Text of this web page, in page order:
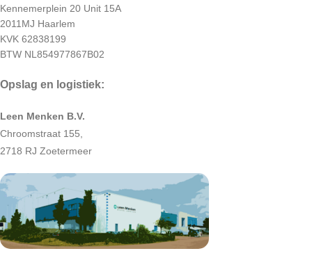
Kennemerplein 20 Unit 15A
2011MJ Haarlem
KVK 62838199
BTW NL854977867B02
Opslag en logistiek:
Leen Menken B.V.
Chroomstraat 155,
2718 RJ Zoetermeer